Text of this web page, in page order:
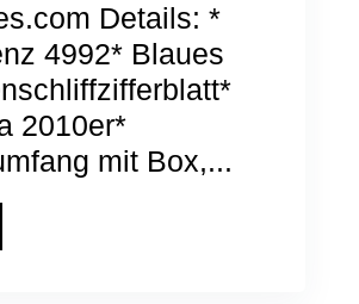
Details: *
4992* Blaues
2010er*
mit Box,...